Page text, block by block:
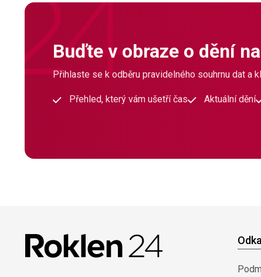
Buďte v obraze o dění
Přihlaste se k odběru pravidelného souhrnu dat a
Přehled, který vám ušetří čas Aktuální dění